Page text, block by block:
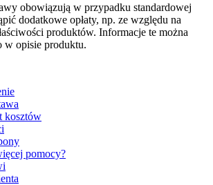
obowiązują w przypadku standardowej
dodatkowe opłaty, np. ze względu na
produktów. Informacje te można
w opisie produktu.
kosztów
pomocy?